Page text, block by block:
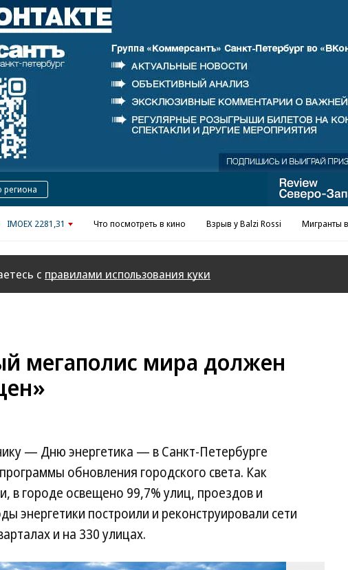
Реклама в «Ъ» www.kommersant.ru/ad
региона
IMOEX 2281,31 Что посмотреть в кино Взрыв у Balzi Rossi Мигранты
с правилами использования куки
мегаполис мира должен
— Дню энергетика — в Санкт-Петербурге
обновления городского света. Как
в городе освещено 99,7% улиц, проездов и
энергетики построили и реконструировали сети
и на 330 улицах.